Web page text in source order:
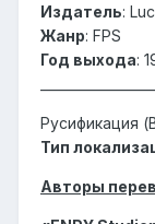
Издатель:
Жанр: FPS
Год выхода:
Русификация
Тип
Авторы